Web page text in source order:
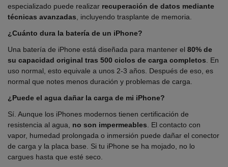
especializado puede realizar recuperación de datos mediante
técnicas avanzadas , incluyendo trasplante de memoria.
¿Cuánto dura la batería de un iPhone?
Una batería de iPhone está diseñada para mantener el 80% de
su capacidad original tras 500 ciclos de carga completos . En
uso normal, esto equivale a unos 2-3 años. Después de eso, es
normal que notes menos duración y problemas de carga.
¿Puede el agua dañar la carga de mi iPhone?
Sí. Aunque los iPhones modernos tienen certificación de
resistencia al agua, no son impermeables. El contacto con
vapor, humedad prolongada o inmersión puede dañar el conector
de carga y la placa base. Si tu iPhone se ha mojado, no lo
cargues hasta que esté seco.